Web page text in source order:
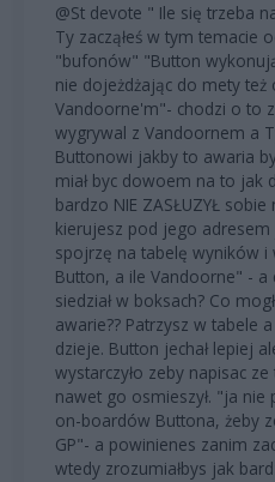
@St devote " Ile się trzeba
Ty zacząłeś w tym temacie
"bufonów" "Button
nie dojeżdżając do mety też
Vandoorne'm"- chodzi o to
wygrywal z Vandoornem a
Buttonowi jakby to awaria
miał byc dowoem na to jak
bardzo NIE ZASŁUZYŁ
kierujesz pod jego
spojrzę na tabelę wyników i
Button, a ile Vandoorne" -
siedział w boksach? Co
awarie?? Patrzysz w tabele
dzieje. Button jechał lepiej
wystarczyło zeby napisac
nawet go osmieszył. "ja nie
on-boardów Buttona, żeby
GP"- a powinienes zanim
wtedy zrozumiałbys jak